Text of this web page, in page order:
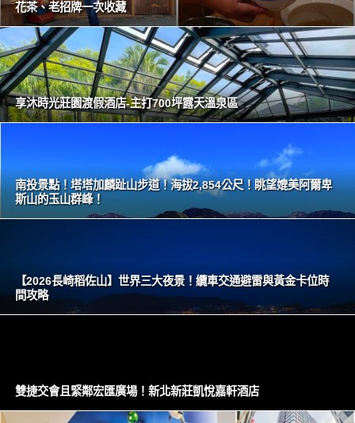
花茶、老招牌一次收藏
享沐時光莊園渡假酒店-主打700坪露天溫泉區
南投景點！塔塔加麟趾山步道！海拔2,854公尺！眺望媲美阿爾卑
斯山的玉山群峰！
【2026長崎稻佐山】世界三大夜景！纜車交通避雷與黃金卡位時
間攻略
雙捷交會且緊鄰宏匯廣場！新北新莊凱悅嘉軒酒店